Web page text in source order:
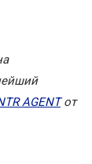
AGENTот